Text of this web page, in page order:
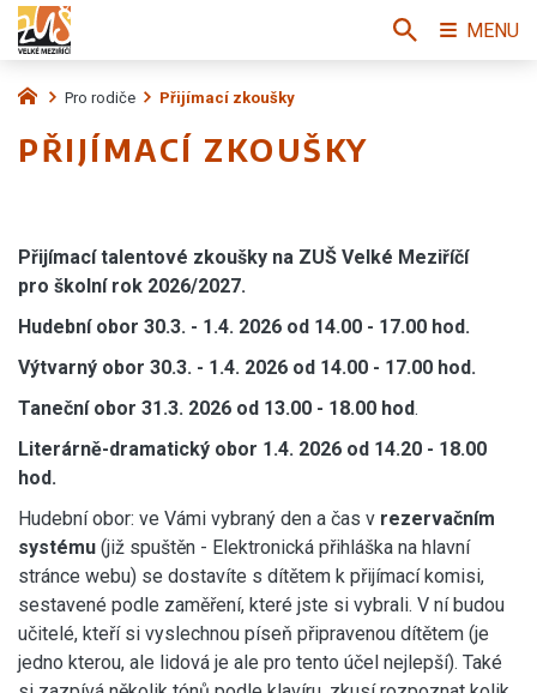
Pro rodiče Přijímací zkoušky
PŘIJÍMACÍ ZKOUŠKY
Přijímací talentové zkoušky na ZUŠ Velké Meziříčí
pro školní rok 2026/2027.
Hudební obor 30.3. - 1.4. 2026 od 14.00 - 17.00 hod.
Výtvarný obor 30.3. - 1.4. 2026 od 14.00 - 17.00 hod.
Taneční obor 31.3. 2026 od 13.00 - 18.00 hod.
Literárně-dramatický obor 1.4. 2026 od 14.20 - 18.00
hod.
Hudební obor: ve Vámi vybraný den a čas v rezervačním
systému (již spuštěn - Elektronická přihláška na hlavní
stránce webu) se dostavíte s dítětem k přijímací komisi,
sestavené podle zaměření, které jste si vybrali. V ní budou
učitelé, kteří si vyslechnou píseň připravenou dítětem (je
jedno kterou, ale lidová je ale pro tento účel nejlepší). Také
MENU